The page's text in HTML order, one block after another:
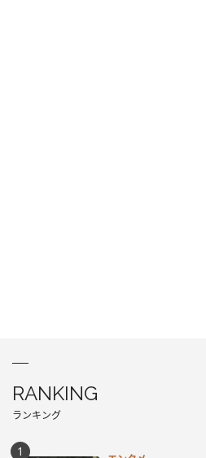
RANKING
ランキング